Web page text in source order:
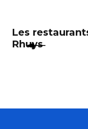
Les
Rhuys